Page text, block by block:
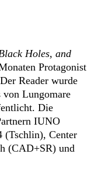
Holes, and
Protagonist
Reader wurde
von Lungomare
Die
IUNO
(Tschlin), Center
(CAD+SR) und